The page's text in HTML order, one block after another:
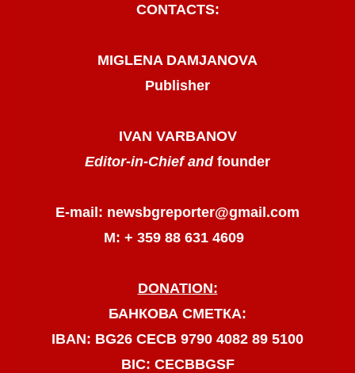
CONTACTS:
MIGLENA DAMJANOVA
Publisher
IVAN VARBANOV
Editor-in-Chief and founder
E-mail: newsbgreporter@gmail.com
М: + 359 88 631 4609
DONATION:
БАНКОВА СМЕТКА:
IBAN: BG26 CECB 9790 4082 89 5100
BIC: CECBBGSF